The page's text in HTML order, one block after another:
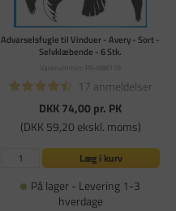
Advarselsfugle til Vinduer - Avery - Sort -
Selvklæbende - 6 Stk.
Varenummer: PA-688119
17 anmeldelser
DKK 74,00pr. PK
(DKK 59,20 ekskl. moms)
Læg i kurv
På lager - Levering 1-3
hverdage